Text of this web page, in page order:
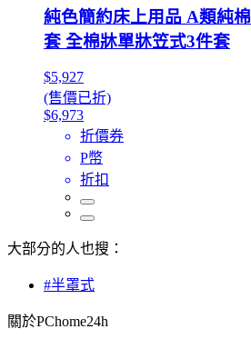
純色簡約床上用品 A類純
套 全棉牀單牀笠式3件套
$5,927
(售價已折)
$6,973
折價券
P幣
折扣
大部分的人也搜：
#半罩式
關於PChome24h